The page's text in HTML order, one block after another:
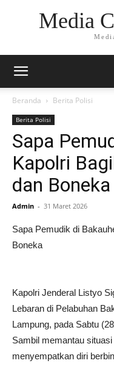
Media
Beranda Berita Polisi
Berita Polisi
Sapa
Kapolri
dan Boneka
Admin - 31 Maret 2026
Sapa Pemudik di
Boneka
Kapolri Jenderal Listyo
Lebaran di Pelabuhan
Lampung, pada Sabtu
Sambil memantau
menyempatkan diri